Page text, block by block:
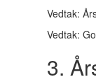
Vedtak:
Vedtak:
3.